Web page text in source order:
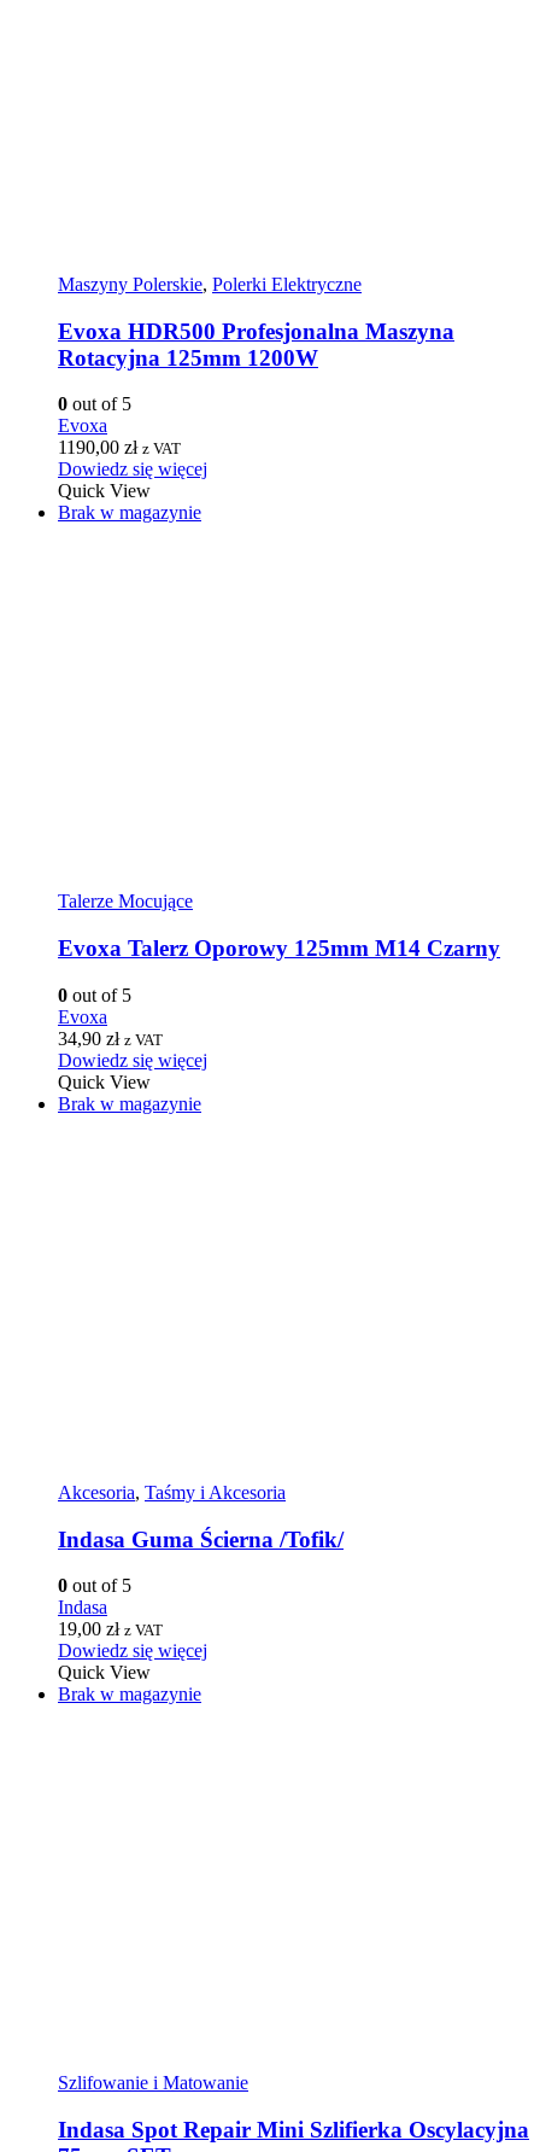
Maszyny Polerskie, Polerki Elektryczne
Evoxa HDR500 Profesjonalna Maszyna
Rotacyjna 125mm 1200W
0 out of 5
Evoxa
1190,00 zł z VAT
Dowiedz się więcej
Quick View
Brak w magazynie
Talerze Mocujące
Evoxa Talerz Oporowy 125mm M14 Czarny
0 out of 5
Evoxa
34,90 zł z VAT
Dowiedz się więcej
Quick View
Brak w magazynie
Akcesoria, Taśmy i Akcesoria
Indasa Guma Ścierna /Tofik/
0 out of 5
Indasa
19,00 zł z VAT
Dowiedz się więcej
Quick View
Brak w magazynie
Szlifowanie i Matowanie
Indasa Spot Repair Mini Szlifierka Oscylacyjna